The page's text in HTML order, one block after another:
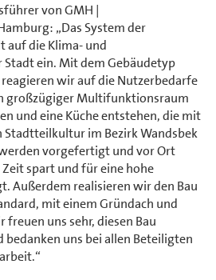
von GMH |
„Das System der
auf die Klima- und
ein. Mit dem Gebäudetyp
wir auf die Nutzerbedarfe
großzügiger Multifunktionsraum
und eine Küche entstehen, die mit
Stadtteilkultur im Bezirk Wandsbek
vorgefertigt und vor Ort
spart und für eine hohe
Außerdem realisieren wir den Bau
mit einem Gründach und
uns sehr, diesen Bau
bedanken uns bei allen Beteiligten